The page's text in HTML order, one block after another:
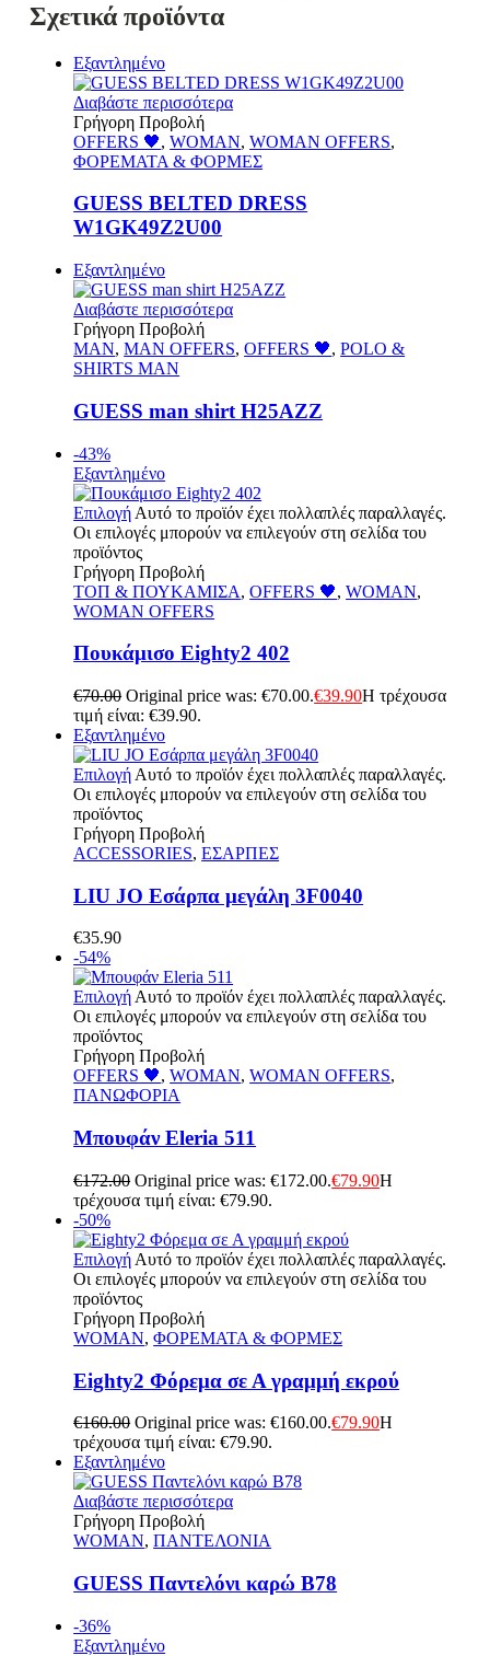
Σχετικά προϊόντα
Εξαντλημένο
Διαβάστε περισσότερα
Γρήγορη Προβολή
OFFERS 🖤,WOMAN,WOMAN OFFERS,
ΦΟΡΕΜΑΤΑ & ΦΟΡΜΕΣ
GUESS BELTED DRESS
W1GK49Z2U00
Εξαντλημένο
Διαβάστε περισσότερα
Γρήγορη Προβολή
MAN,MAN OFFERS,OFFERS 🖤,POLO &
SHIRTS MAN
GUESS man shirt H25AZZ
-43%
Εξαντλημένο
Επιλογή Αυτό το προϊόν έχει πολλαπλές παραλλαγές.
Οι επιλογές μπορούν να επιλεγούν στη σελίδα του
προϊόντος
Γρήγορη Προβολή
ΤΟΠ & ΠΟΥΚΑΜΙΣΑ,OFFERS 🖤,WOMAN,
WOMAN OFFERS
Πουκάμισο Eighty2 402
€70.00 Original price was: €70.00.€39.90Η τρέχουσα
τιμή είναι: €39.90.
Εξαντλημένο
Επιλογή Αυτό το προϊόν έχει πολλαπλές παραλλαγές.
Οι επιλογές μπορούν να επιλεγούν στη σελίδα του
προϊόντος
Γρήγορη Προβολή
ACCESSORIES,ΕΣΑΡΠΕΣ
LIU JO Εσάρπα μεγάλη 3F0040
€35.90
-54%
ΕπιλογήΑυτό το προϊόν έχει πολλαπλές παραλλαγές.
Οι επιλογές μπορούν να επιλεγούν στη σελίδα του
προϊόντος
Γρήγορη Προβολή
OFFERS 🖤,WOMAN,WOMAN OFFERS,
ΠΑΝΩΦΟΡΙΑ
Μπουφάν Eleria 511
€172.00 Original price was: €172.00.€79.90Η
τρέχουσα τιμή είναι: €79.90.
-50%
Επιλογή Αυτό το προϊόν έχει πολλαπλές παραλλαγές.
Οι επιλογές μπορούν να επιλεγούν στη σελίδα του
προϊόντος
Γρήγορη Προβολή
WOMAN,ΦΟΡΕΜΑΤΑ & ΦΟΡΜΕΣ
Eighty2 Φόρεμα σε Α γραμμή εκρού
€160.00 Original price was: €160.00.€79.90Η
τρέχουσα τιμή είναι: €79.90.
Εξαντλημένο
Διαβάστε περισσότερα
Γρήγορη Προβολή
WOMAN,ΠΑΝΤΕΛΟΝΙΑ
GUESS Παντελόνι καρώ B78
-36%
Εξαντλημένο